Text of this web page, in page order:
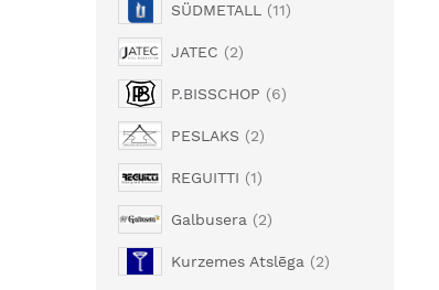
SÜDMETALL 11
JATEC 2
P.BISSCHOP 6
PESLAKS 2
REGUITTI 1
Galbusera 2
Kurzemes Atslēga 2